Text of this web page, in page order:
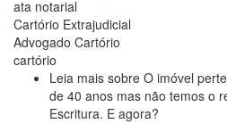
ata notarial
Cartório Extrajudicial
Advogado Cartório
cartório
Leia mais sobre O imóvel
de 40 anos mas não temos o
Escritura. E agora?